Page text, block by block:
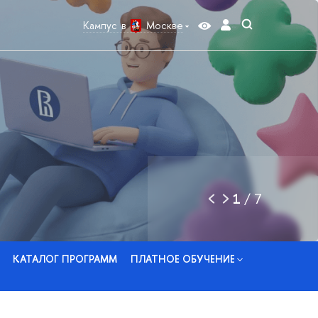
Кампус в Москве
1 /7
КАТАЛОГ ПРОГРАММ ПЛАТНОЕ ОБУЧЕНИЕ